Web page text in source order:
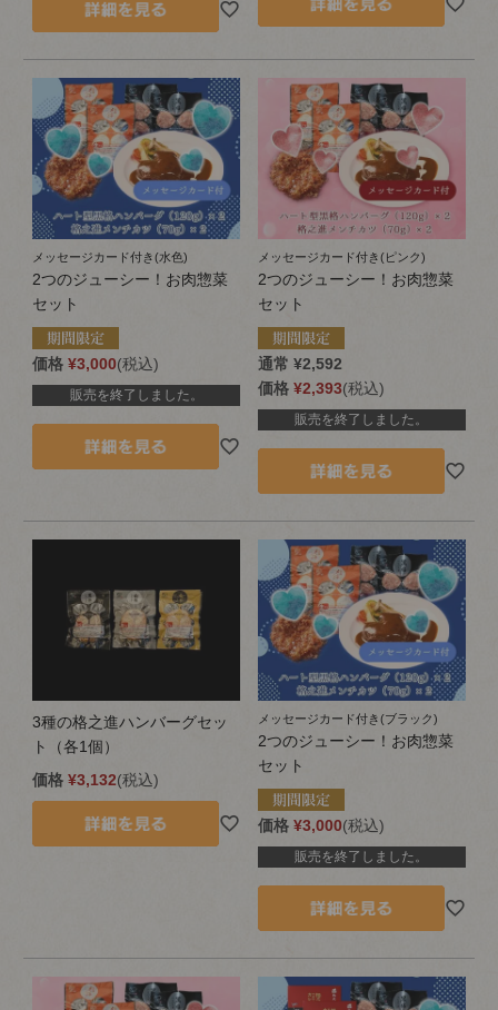
メッセージカード付き(水色)
2つのジューシー！お肉惣菜
セット
価格 ¥3,000 税込
販売を終了しました。
メッセージカード付き(ピンク)
2つのジューシー！お肉惣菜
セット
通常 ¥2,592
価格 ¥2,393 税込
販売を終了しました。
3種の格之進ハンバーグセッ
ト（各1個）
価格 ¥3,132 税込
メッセージカード付き(ブラック)
2つのジューシー！お肉惣菜
セット
価格 ¥3,000 税込
販売を終了しました。